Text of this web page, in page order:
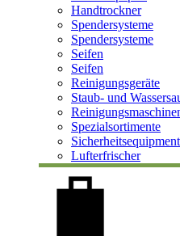
Handtrockner
Spendersysteme
Spendersysteme
Seifen
Seifen
Reinigungsgeräte
Staub- und
Spezialsortimente
Sicherheitsequipment
Lufterfrischer